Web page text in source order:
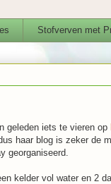
Stofverven met
geleden iets te vieren op
haar blog is zeker de
georganiseerd.
kelder vol water en 2